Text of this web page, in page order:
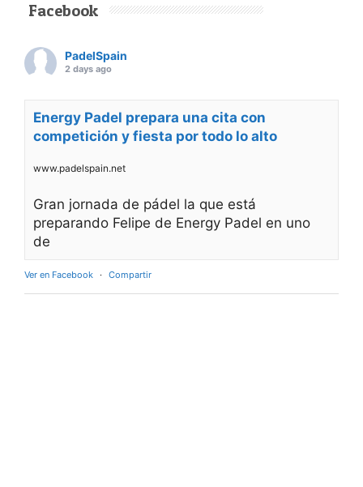
Facebook
PadelSpain
2 days ago
Energy Padel prepara una cita con
competición y fiesta por todo lo alto
www.padelspain.net
Gran jornada de pádel la que está
preparando Felipe de Energy Padel en uno
de
Ver en Facebook · Compartir